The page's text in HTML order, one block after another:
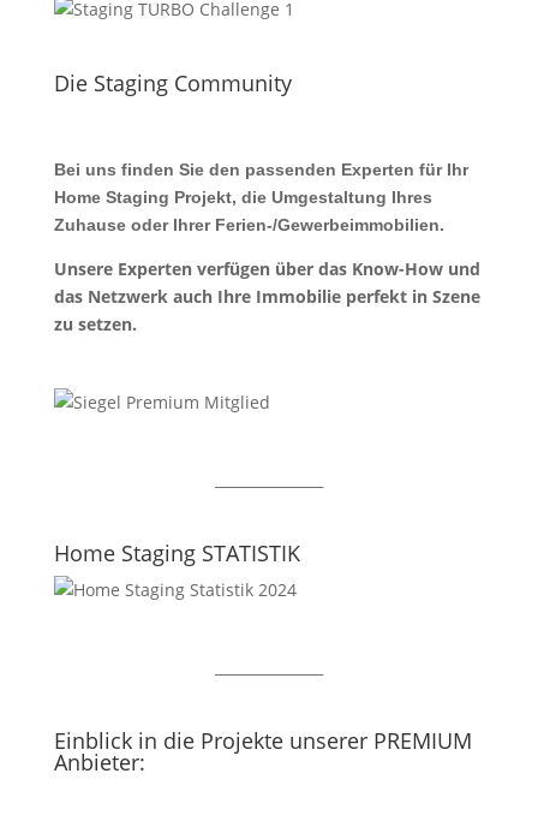
Die Staging Community
Bei uns finden Sie den passenden Experten für Ihr
Home Staging Projekt, die Umgestaltung Ihres
Zuhause oder Ihrer Ferien-/Gewerbeimmobilien.
Unsere Experten verfügen über das Know-How und
das Netzwerk auch Ihre Immobilie perfekt in Szene
zu setzen.
Home Staging STATISTIK
Einblick in die Projekte unserer PREMIUM
Anbieter: